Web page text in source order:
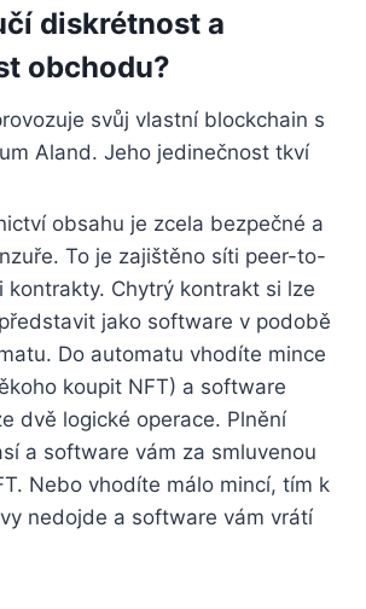
diskrétnost a
obchodu?
svůj vlastní blockchain s
Aland. Jeho jedinečnost tkví
obsahu je zcela bezpečné a
To je zajištěno síti peer-to-
kontrakty. Chytrý kontrakt si lze
jako software v podobě
Do automatu vhodíte mince
koupit NFT) a software
dvě logické operace. Plnění
a software vám za smluvenou
Nebo vhodíte málo mincí, tím k
nedojde a software vám vrátí